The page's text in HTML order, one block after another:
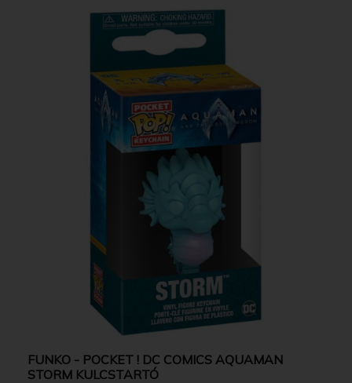
FUNKO - POCKET ! DC COMICS AQUAMAN
STORM KULCSTARTÓ